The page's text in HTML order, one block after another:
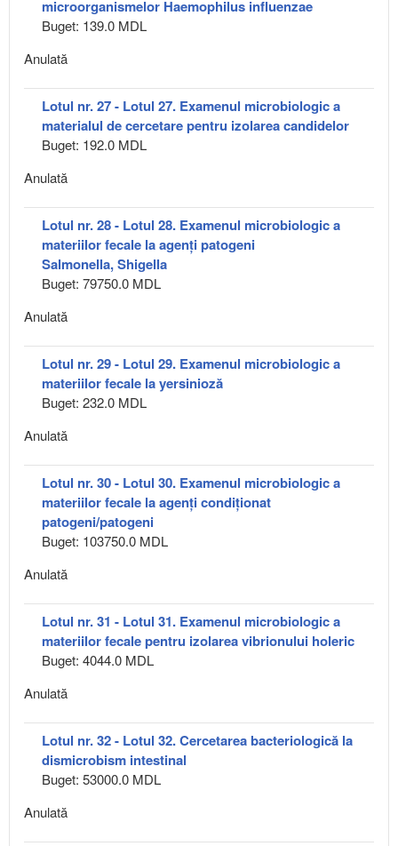
microorganismelor Haemophilus influenzae
Buget: 139.0 MDL
Anulată
Lotul nr. 27 - Lotul 27. Examenul microbiologic a
materialul de cercetare pentru izolarea candidelor
Buget: 192.0 MDL
Anulată
Lotul nr. 28 - Lotul 28. Examenul microbiologic a
materiilor fecale la agenți patogeni
Salmonella, Shigella
Buget: 79750.0 MDL
Anulată
Lotul nr. 29 - Lotul 29. Examenul microbiologic a
materiilor fecale la yersinioză
Buget: 232.0 MDL
Anulată
Lotul nr. 30 - Lotul 30. Examenul microbiologic a
materiilor fecale la agenți condiționat
patogeni/patogeni
Buget: 103750.0 MDL
Anulată
Lotul nr. 31 - Lotul 31. Examenul microbiologic a
materiilor fecale pentru izolarea vibrionului holeric
Buget: 4044.0 MDL
Anulată
Lotul nr. 32 - Lotul 32. Cercetarea bacteriologică la
dismicrobism intestinal
Buget: 53000.0 MDL
Anulată